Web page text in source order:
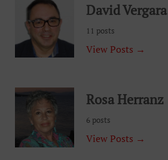
David Vergara
11 posts
View Posts →
Rosa Herranz
6 posts
View Posts →